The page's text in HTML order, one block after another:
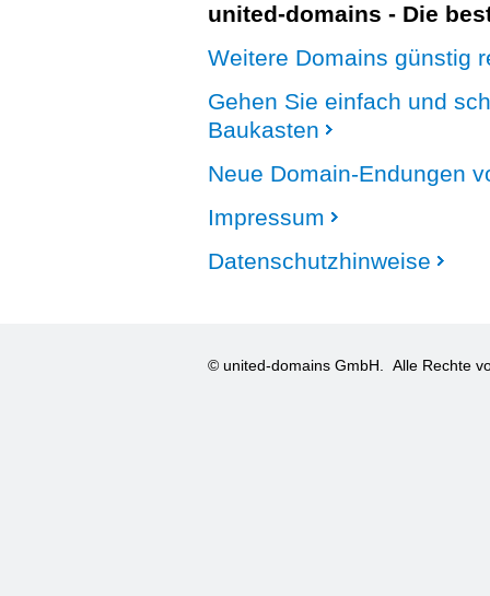
united-domains - Die
Weitere Domains günstig
Gehen Sie einfach und
Baukasten
Neue Domain-Endungen
Impressum
Datenschutzhinweise
© united-domains GmbH. Alle Rechte